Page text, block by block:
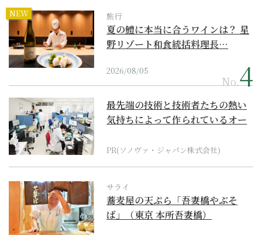
NEW 旅行
夏の鱧に本当に合うワインは？ 星
野リゾート和食統括料理長…
2026/08/05
No.
最先端の技術と技術者たちの熱い
気持ちによって作られているオー
PR(ソノヴァ・ジャパン株式会社)
サライ
蕎麦屋の天ぷら「吾妻橋やぶそ
ば」（東京 本所吾妻橋）